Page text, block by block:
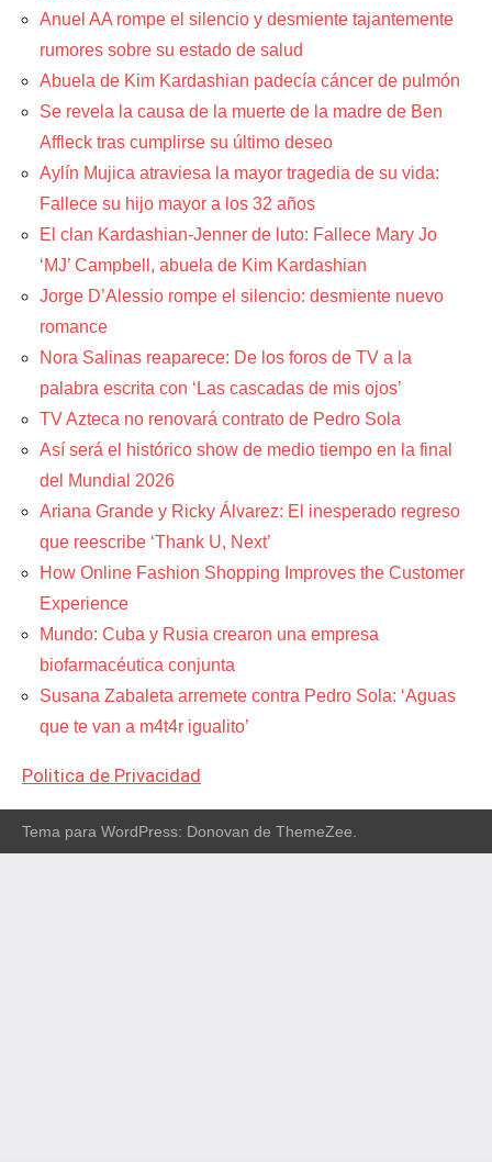
Anuel AA rompe el silencio y desmiente tajantemente
rumores sobre su estado de salud
Abuela de Kim Kardashian padecía cáncer de pulmón
Se revela la causa de la muerte de la madre de Ben
Affleck tras cumplirse su último deseo
Aylín Mujica atraviesa la mayor tragedia de su vida:
Fallece su hijo mayor a los 32 años
El clan Kardashian-Jenner de luto: Fallece Mary Jo
‘MJ’ Campbell, abuela de Kim Kardashian
Jorge D’Alessio rompe el silencio: desmiente nuevo
romance
Nora Salinas reaparece: De los foros de TV a la
palabra escrita con ‘Las cascadas de mis ojos’
TV Azteca no renovará contrato de Pedro Sola
Así será el histórico show de medio tiempo en la final
del Mundial 2026
Ariana Grande y Ricky Álvarez: El inesperado regreso
que reescribe ‘Thank U, Next’
How Online Fashion Shopping Improves the Customer
Experience
Mundo: Cuba y Rusia crearon una empresa
biofarmacéutica conjunta
Susana Zabaleta arremete contra Pedro Sola: ‘Aguas
que te van a m4t4r igualito’
Politica de Privacidad
Tema para WordPress: Donovan de ThemeZee.